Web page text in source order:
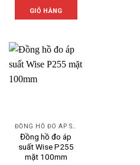
GIỎ HÀNG
Đồng hồ đo áp
suất Wise P255
mặt 100mm